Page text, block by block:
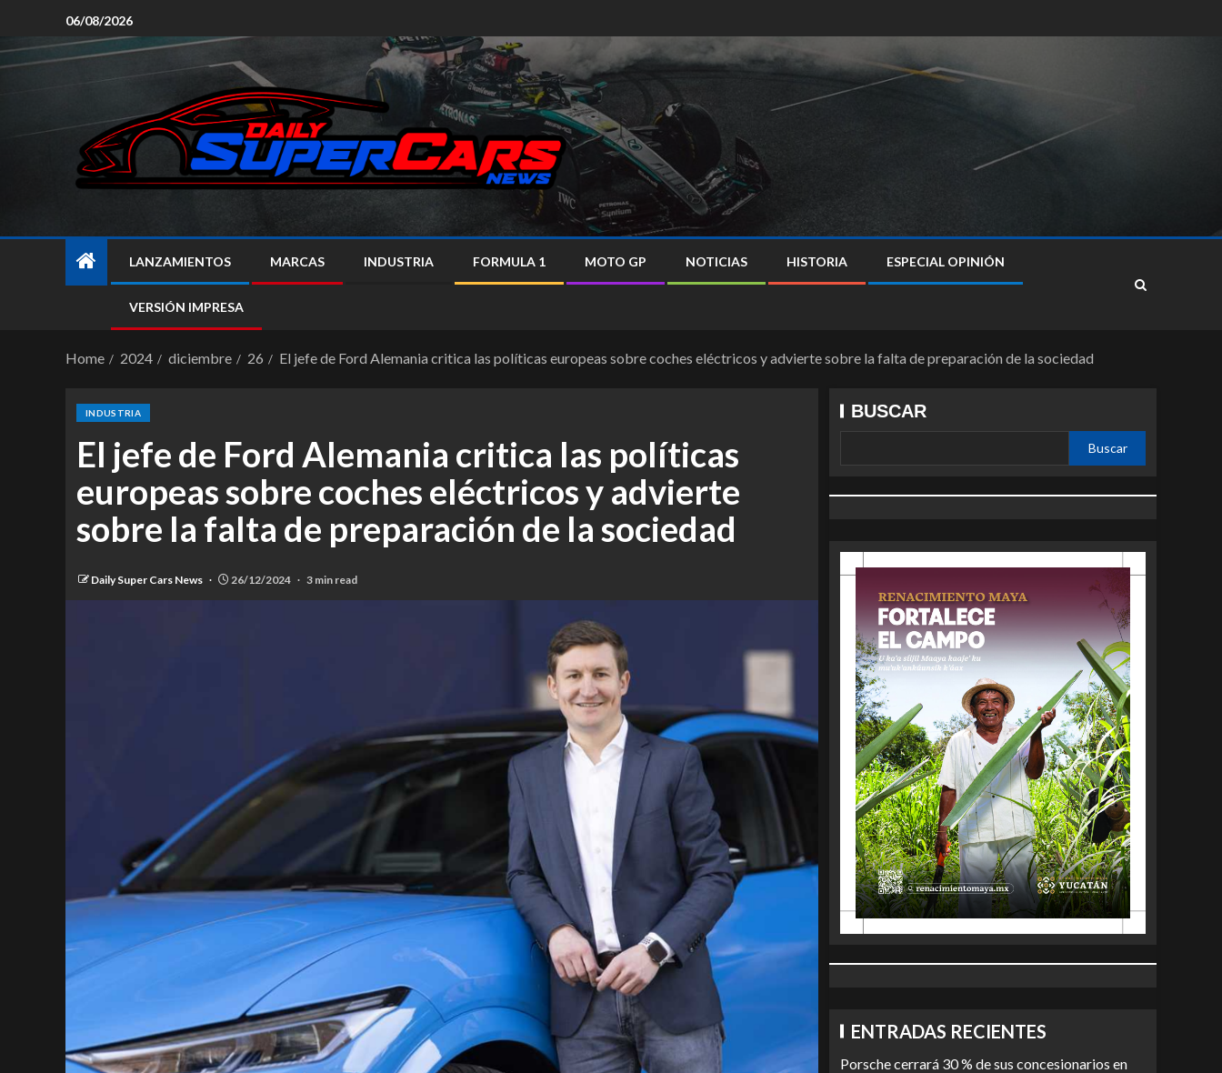
06/08/2026
LANZAMIENTOS MARCAS INDUSTRIA FORMULA 1 MOTO GP NOTICIAS HISTORIA ESPECIAL OPINIÓN
VERSIÓN IMPRESA
Home 2024 diciembre 26 El jefe de Ford Alemania critica las políticas europeas sobre coches eléctricos y advierte sobre la falta de preparación de la sociedad
INDUSTRIA
El jefe de Ford Alemania critica las políticas
europeas sobre coches eléctricos y advierte
sobre la falta de preparación de la sociedad
Daily Super Cars News 26/12/2024 3 min read
BUSCAR
Buscar
ENTRADAS RECIENTES
Porsche cerrará 30 % de sus concesionarios en